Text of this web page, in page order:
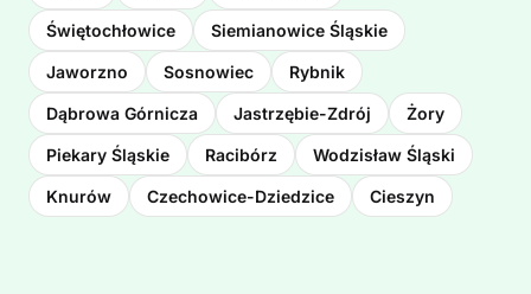
Świętochłowice Siemianowice Śląskie
Jaworzno Sosnowiec Rybnik
Dąbrowa Górnicza Jastrzębie-Zdrój Żory
Piekary Śląskie Racibórz Wodzisław Śląski
Knurów Czechowice-Dziedzice Cieszyn